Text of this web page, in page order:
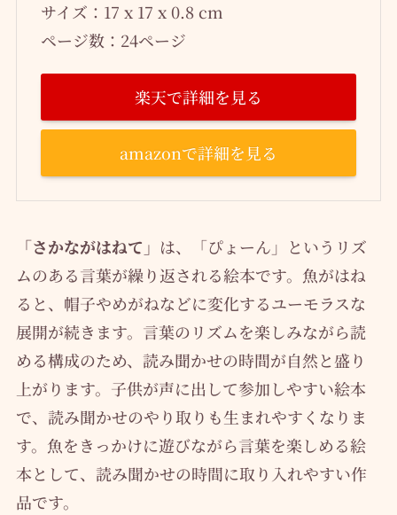
サイズ：17 x 17 x 0.8 cm
ページ数：24ページ
楽天で詳細を見る
amazonで詳細を見る
「さかながはねて」 は、「ぴょーん」というリズ
ムのある言葉が繰り返される絵本です。魚がはね
ると、帽子やめがねなどに変化するユーモラスな
展開が続きます。言葉のリズムを楽しみながら読
める構成のため、読み聞かせの時間が自然と盛り
上がります。子供が声に出して参加しやすい絵本
で、読み聞かせのやり取りも生まれやすくなりま
す。魚をきっかけに遊びながら言葉を楽しめる絵
本として、読み聞かせの時間に取り入れやすい作
品です。